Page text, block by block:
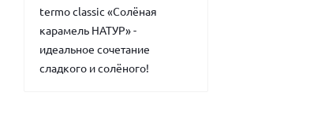
termo classic «Солёная
карамель НАТУР» -
идеальное сочетание
сладкого и солёного!